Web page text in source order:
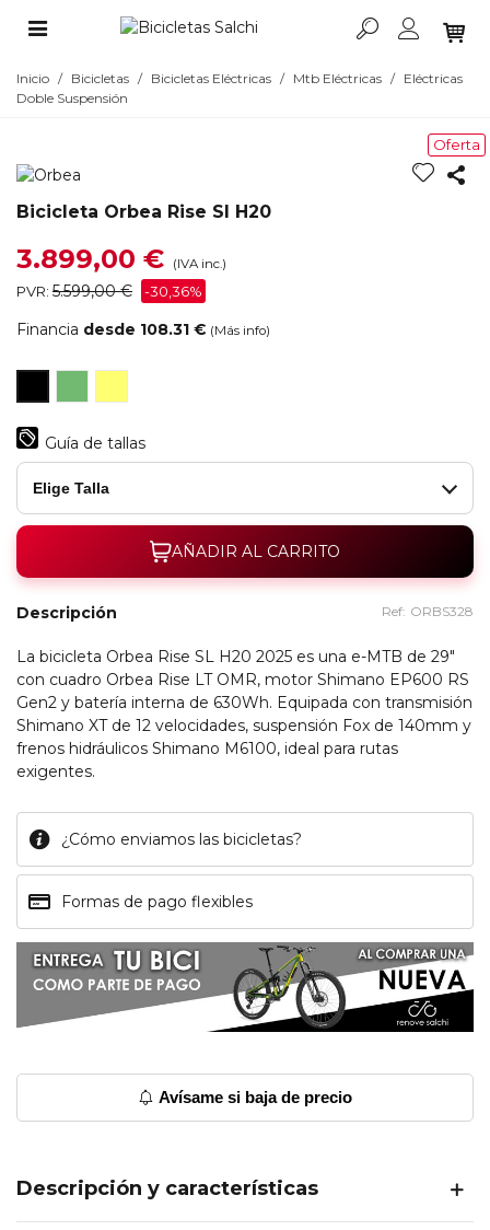
Inicio / Bicicletas / Bicicletas Eléctricas / Mtb Eléctricas / Eléctricas
Doble Suspensión
Oferta
Bicicleta Orbea Rise Sl H20
3.899,00 € (IVA inc.)
PVR: 5.599,00 € -30,36%
Financia desde 108.31 € (Más info)
BlackGreenYellow
Guía de tallas
Elige Talla
AÑADIR AL CARRITO
Descripción Ref: ORBS328
La bicicleta Orbea Rise SL H20 2025 es una e-MTB de 29"
con cuadro Orbea Rise LT OMR, motor Shimano EP600 RS
Gen2 y batería interna de 630Wh. Equipada con transmisión
Shimano XT de 12 velocidades, suspensión Fox de 140mm y
frenos hidráulicos Shimano M6100, ideal para rutas
exigentes.
¿Cómo enviamos las bicicletas?
Formas de pago flexibles
Avísame si baja de precio
Descripción y características